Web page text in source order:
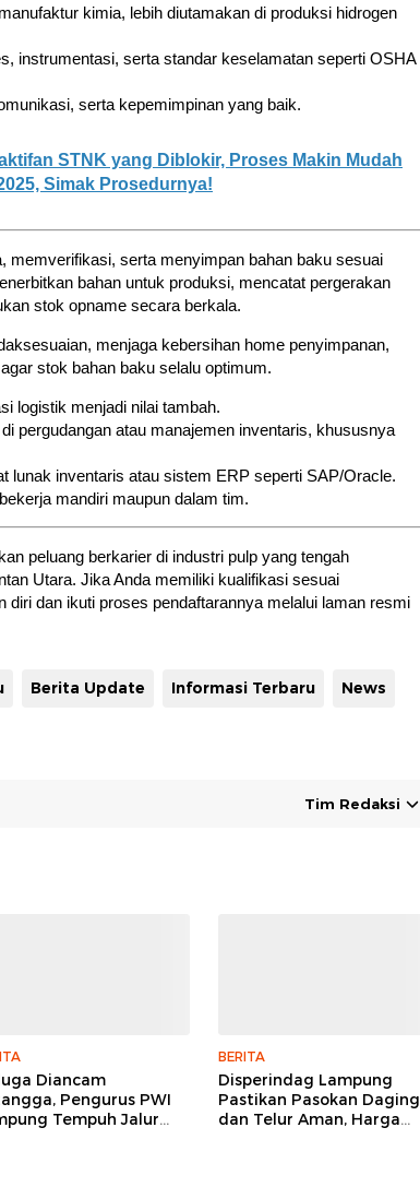
kimia, lebih diutamakan di produksi hidrogen
instrumentasi, serta standar keselamatan seperti OSHA
serta kepemimpinan yang baik.
STNK yang Diblokir, Proses Makin Mudah
Simak Prosedurnya!
memverifikasi, serta menyimpan bahan baku sesuai
bahan untuk produksi, mencatat pergerakan
stok opname secara berkala.
menjaga kebersihan home penyimpanan,
stok bahan baku selalu optimum.
logistik menjadi nilai tambah.
pergudangan atau manajemen inventaris, khususnya
lunak inventaris atau sistem ERP seperti SAP/Oracle.
mandiri maupun dalam tim.
peluang berkarier di industri pulp yang tengah
Utara. Jika Anda memiliki kualifikasi sesuai
diri dan ikuti proses pendaftarannya melalui laman resmi
Berita Update Informasi Terbaru News
Tim Redaksi
Diancam
Pengurus PWI
Tempuh Jalur
BERITA
Disperindag Lampung
Pastikan Pasokan Daging
dan Telur Aman, Harga